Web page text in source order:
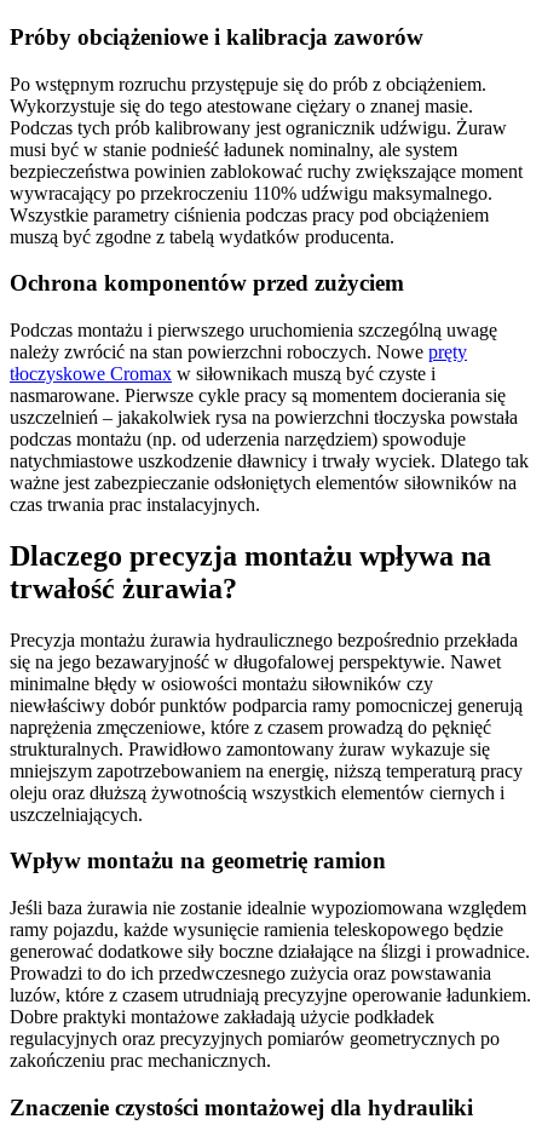
Próby obciążeniowe i kalibracja zaworów
Po wstępnym rozruchu przystępuje się do prób z obciążeniem.
Wykorzystuje się do tego atestowane ciężary o znanej masie.
Podczas tych prób kalibrowany jest ogranicznik udźwigu. Żuraw
musi być w stanie podnieść ładunek nominalny, ale system
bezpieczeństwa powinien zablokować ruchy zwiększające moment
wywracający po przekroczeniu 110% udźwigu maksymalnego.
Wszystkie parametry ciśnienia podczas pracy pod obciążeniem
muszą być zgodne z tabelą wydatków producenta.
Ochrona komponentów przed zużyciem
Podczas montażu i pierwszego uruchomienia szczególną uwagę
należy zwrócić na stan powierzchni roboczych. Nowe pręty
tłoczyskowe Cromax w siłownikach muszą być czyste i
nasmarowane. Pierwsze cykle pracy są momentem docierania się
uszczelnień – jakakolwiek rysa na powierzchni tłoczyska powstała
podczas montażu (np. od uderzenia narzędziem) spowoduje
natychmiastowe uszkodzenie dławnicy i trwały wyciek. Dlatego tak
ważne jest zabezpieczanie odsłoniętych elementów siłowników na
czas trwania prac instalacyjnych.
Dlaczego precyzja montażu wpływa na
trwałość żurawia?
Precyzja montażu żurawia hydraulicznego bezpośrednio przekłada
się na jego bezawaryjność w długofalowej perspektywie. Nawet
minimalne błędy w osiowości montażu siłowników czy
niewłaściwy dobór punktów podparcia ramy pomocniczej generują
naprężenia zmęczeniowe, które z czasem prowadzą do pęknięć
strukturalnych. Prawidłowo zamontowany żuraw wykazuje się
mniejszym zapotrzebowaniem na energię, niższą temperaturą pracy
oleju oraz dłuższą żywotnością wszystkich elementów ciernych i
uszczelniających.
Wpływ montażu na geometrię ramion
Jeśli baza żurawia nie zostanie idealnie wypoziomowana względem
ramy pojazdu, każde wysunięcie ramienia teleskopowego będzie
generować dodatkowe siły boczne działające na ślizgi i prowadnice.
Prowadzi to do ich przedwczesnego zużycia oraz powstawania
luzów, które z czasem utrudniają precyzyjne operowanie ładunkiem.
Dobre praktyki montażowe zakładają użycie podkładek
regulacyjnych oraz precyzyjnych pomiarów geometrycznych po
zakończeniu prac mechanicznych.
Znaczenie czystości montażowej dla hydrauliki